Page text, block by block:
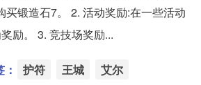
买锻造石7。 2. 活动奖励:在一些活动
励。 3. 竞技场奖励...
护符 王城 艾尔